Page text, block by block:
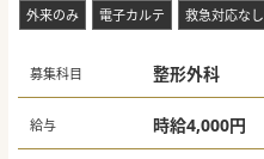
外来のみ 電子カルテ 救急対応なし
募集科目 整形外科
給与 時給4,000円